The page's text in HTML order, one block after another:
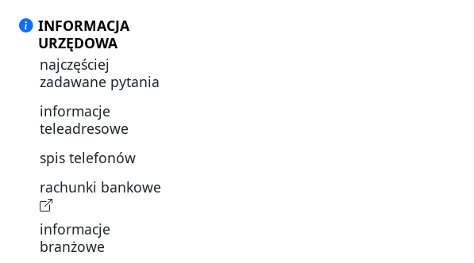
INFORMACJA
URZĘDOWA
najczęściej
zadawane pytania
informacje
teleadresowe
spis telefonów
rachunki bankowe
informacje
branżowe